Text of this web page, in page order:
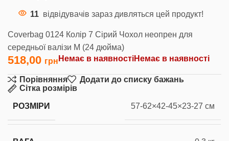
11 відвідувачів зараз дивляться цей продукт!
Coverbag 0124 Колір 7 Сірий Чохол неопрен для
середньої валізи M (24 дюйма)
518,00 Немає в наявностіНемає в наявності
Порівняння
Додати до списку бажань
Сітка розмірів
РОЗМІРИ 57-62×42-45×23-27 см